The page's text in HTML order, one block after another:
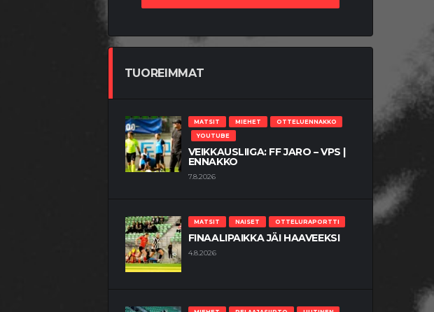
TUOREIMMAT
MATSIT MIEHET
OTTELUENNAKKO
YOUTUBE
VEIKKAUSLIIGA: FF JARO – VPS |
ENNAKKO
7.8.2026
MATSIT NAISET OTTELURAPORTTI
FINAALIPAIKKA JÄI HAAVEEKSI
4.8.2026